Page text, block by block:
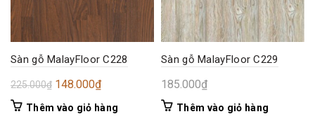
Sàn gỗ MalayFloor C228
225.000₫ Giá
gốc
148.000₫Giá
hiện
Thêm vào giỏ hàng
Sàn gỗ MalayFloor C229
185.000₫
Thêm vào giỏ hàng